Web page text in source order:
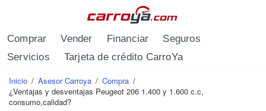
Comprar Vender Financiar
Seguros
Servicios
Tarjeta de crédito CarroYa
Se encuentra usted aquí
Inicio / Asesor Carroya / Compra /
¿Ventajas y desventajas Peugeot 206 1.400 y 1.600 c.c,
consumo,calidad?